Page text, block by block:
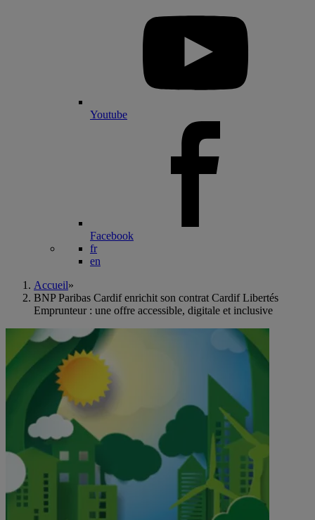
Youtube
Facebook
fr
en
Accueil»
BNP Paribas Cardif enrichit son contrat Cardif Libertés
Emprunteur : une offre accessible, digitale et inclusive